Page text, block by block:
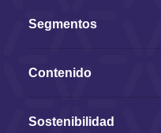
Segmentos
Contenido
Sostenibilidad